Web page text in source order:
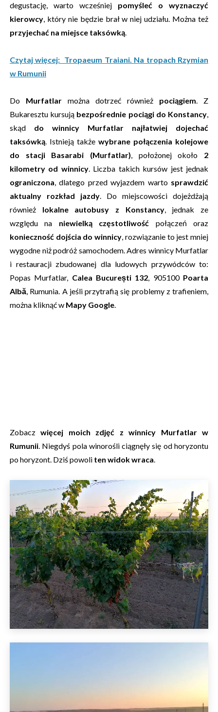
degustację, warto wcześniej pomyśleć o wyznaczyć
kierowcy, który nie będzie brał w niej udziału. Można też
przyjechać na miejsce taksówką.
Czytaj więcej: Tropaeum Traiani. Na tropach Rzymian
w Rumunii
Do Murfatlar można dotrzeć również pociągiem. Z
Bukaresztu kursują bezpośrednie pociągi do Konstancy,
skąd do winnicy Murfatlar najłatwiej dojechać
taksówką. Istnieją także wybrane połączenia kolejowe
do stacji Basarabi (Murfatlar), położonej około 2
kilometry od winnicy. Liczba takich kursów jest jednak
ograniczona, dlatego przed wyjazdem warto sprawdzić
aktualny rozkład jazdy. Do miejscowości dojeżdżają
również lokalne autobusy z Konstancy, jednak ze
względu na niewielką częstotliwość połączeń oraz
konieczność dojścia do winnicy, rozwiązanie to jest mniej
wygodne niż podróż samochodem. Adres winnicy Murfatlar
i restauracji zbudowanej dla ludowych przywódców to:
Popas Murfatlar, Calea București 132, 905100 Poarta
Albă, Rumunia. A jeśli przytrafią się problemy z trafieniem,
można kliknąć w Mapy Google.
Zobaczwięcej moich zdjęć z winnicy Murfatlar w
Rumunii. Niegdyś pola winorośli ciągnęły się od horyzontu
po horyzont. Dziś powoli ten widok wraca.